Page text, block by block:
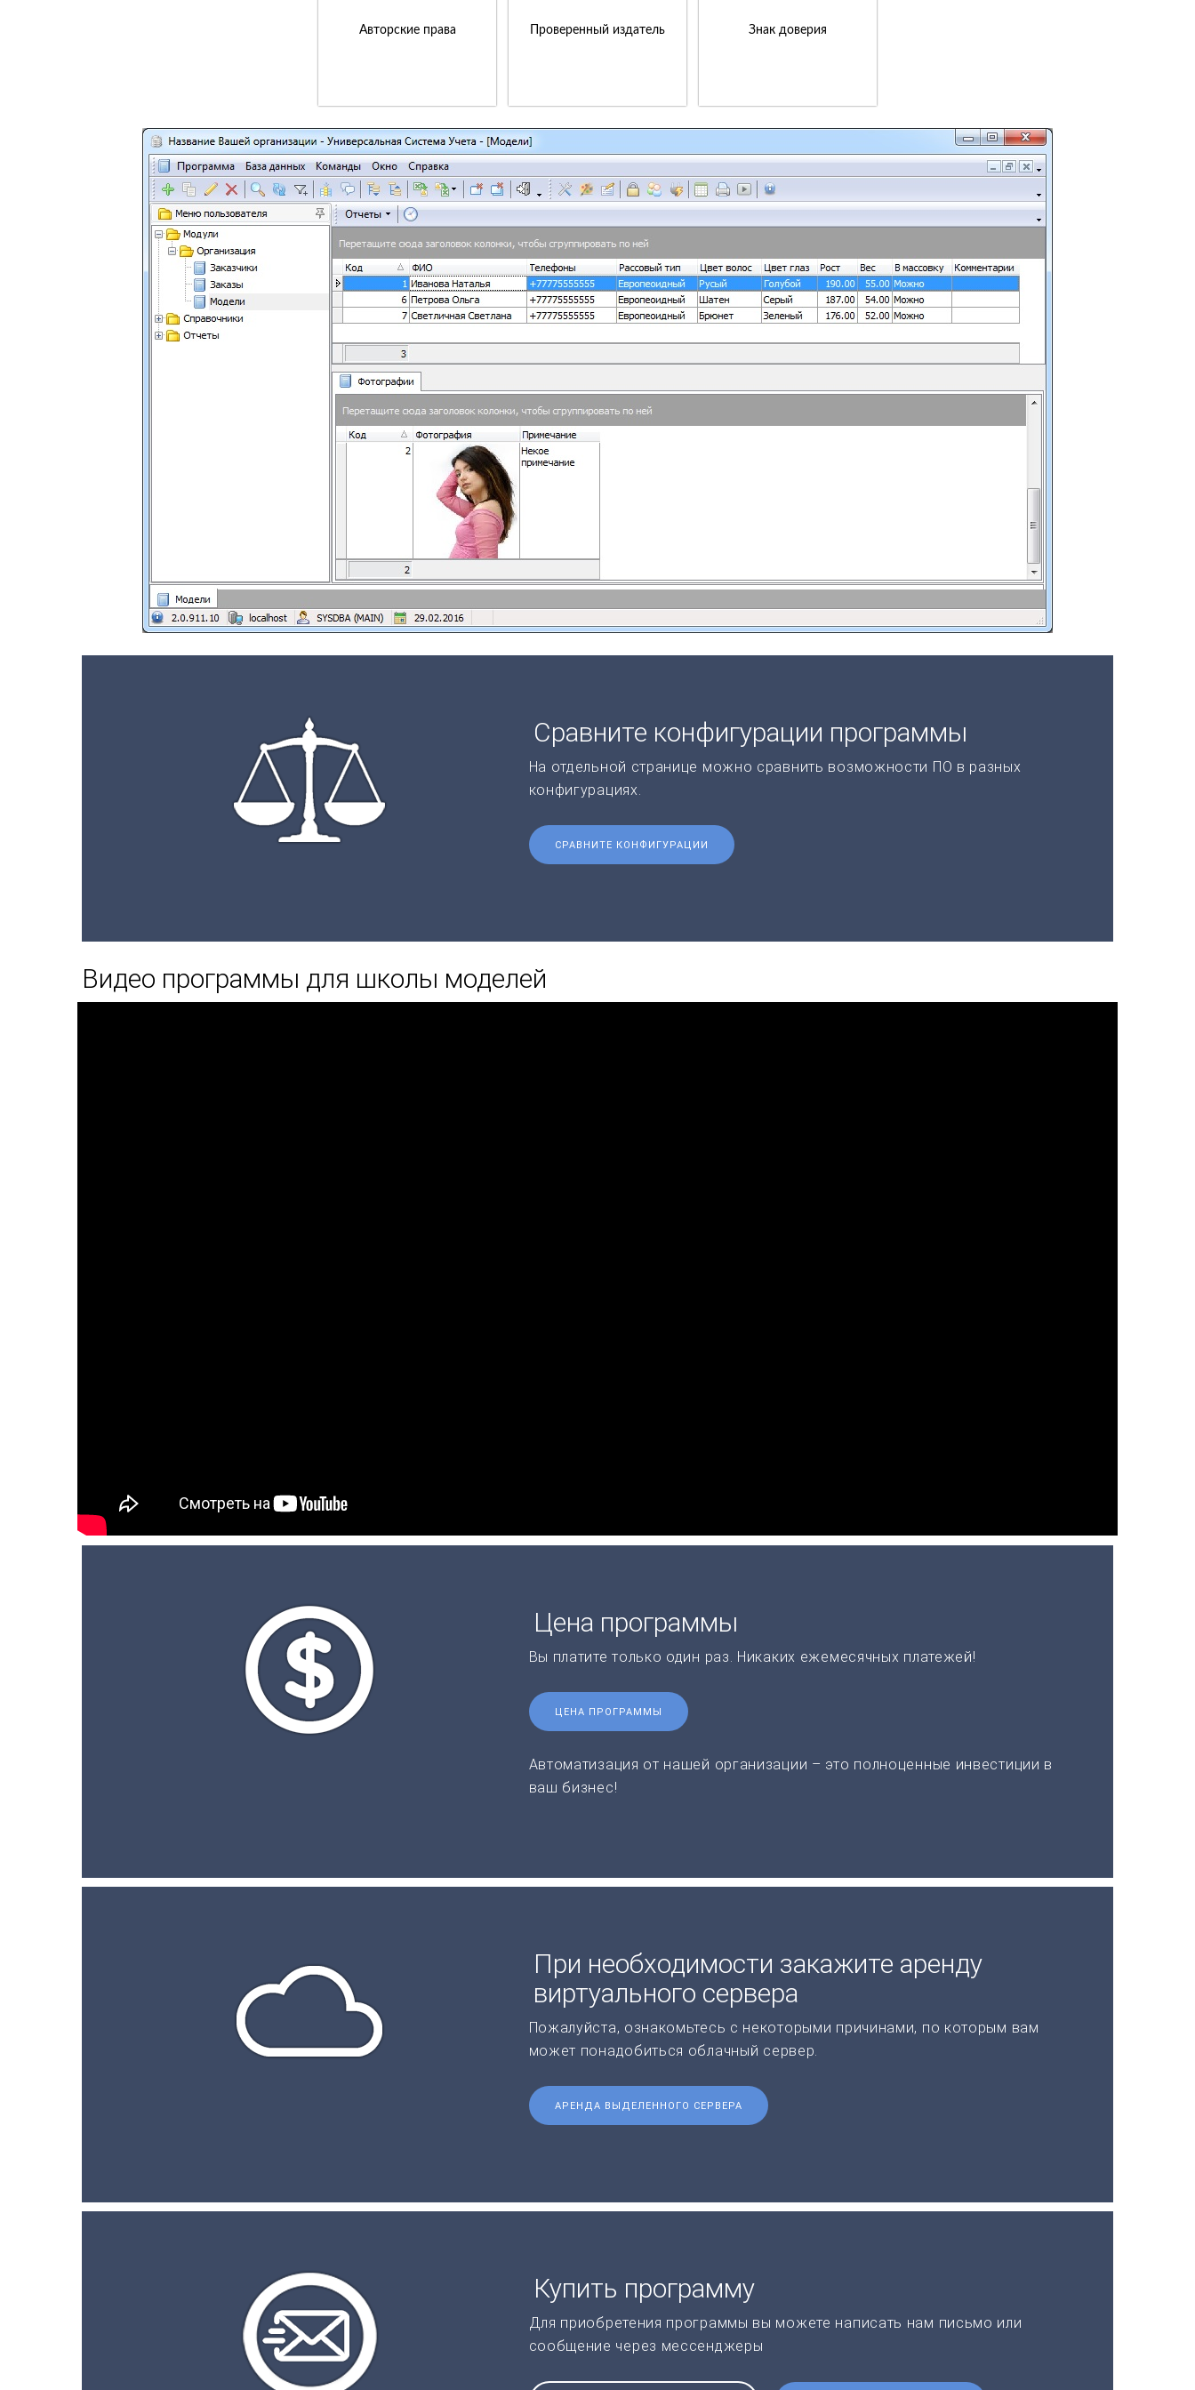
Авторские права Проверенный издатель Знак доверия
Сравните конфигурации программы
На отдельной странице можно сравнить возможности ПО в разных
конфигурациях.
СРАВНИТЕ КОНФИГУРАЦИИ
Видео программы для школы моделей
Цена программы
Вы платите только один раз. Никаких ежемесячных платежей!
ЦЕНА ПРОГРАММЫ
Автоматизация от нашей организации – это полноценные инвестиции в
ваш бизнес!
При необходимости закажите аренду
виртуального сервера
Пожалуйста, ознакомьтесь с некоторыми причинами, по которым вам
может понадобиться облачный сервер.
АРЕНДА ВЫДЕЛЕННОГО СЕРВЕРА
Купить программу
Для приобретения программы вы можете написать нам письмо или
сообщение через мессенджеры